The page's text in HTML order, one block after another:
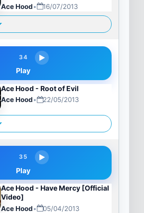
Ace Hood• 16/07/2013
34
Play
Ace Hood - Root of Evil
Ace Hood• 22/05/2013
35
Play
Ace Hood - Have Mercy [Official
Video]
Ace Hood• 05/04/2013